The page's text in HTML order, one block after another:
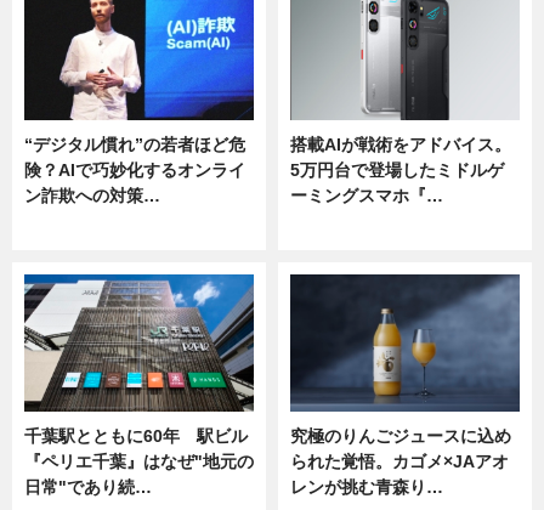
“デジタル慣れ”の若者ほど危
険？AIで巧妙化するオンライ
ン詐欺への対策…
搭載AIが戦術をアドバイス。
5万円台で登場したミドルゲ
ーミングスマホ『…
千葉駅とともに60年 駅ビル
『ペリエ千葉』はなぜ"地元の
日常"であり続…
究極のりんごジュースに込め
られた覚悟。カゴメ×JAアオ
レンが挑む青森り…